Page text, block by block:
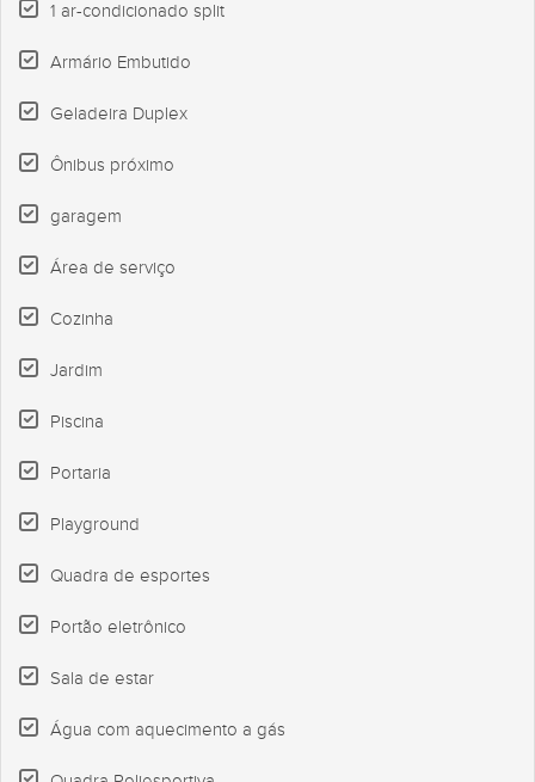
1 ar-condicionado split
Armário Embutido
Geladeira Duplex
Ônibus próximo
garagem
Área de serviço
Cozinha
Jardim
Piscina
Portaria
Playground
Quadra de esportes
Portão eletrônico
Sala de estar
Água com aquecimento a gás